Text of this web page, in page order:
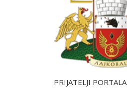
PRIJATELJI PORTALA